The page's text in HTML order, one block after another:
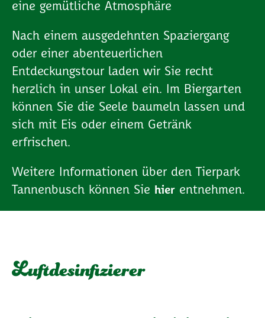
eine gemütliche Atmosphäre
Nach einem ausgedehnten Spaziergang
oder einer abenteuerlichen
Entdeckungstour laden wir Sie recht
herzlich in unser Lokal ein. Im Biergarten
können Sie die Seele baumeln lassen und
sich mit Eis oder einem Getränk
erfrischen.
Weitere Informationen über den Tierpark
Tannenbusch können Sie
hier entnehmen.
Luftdesinfizierer